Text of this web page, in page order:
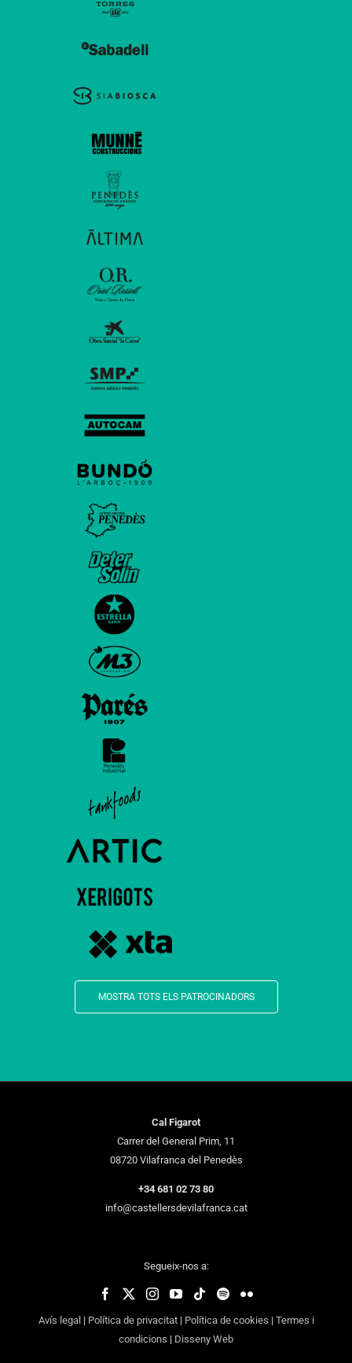
MOSTRA TOTS ELS PATROCINADORS
Cal Figarot
Carrer del General Prim, 11
08720 Vilafranca del Penedès
+34 681 02 73 80
info@castellersdevilafranca.cat
Segueix-nos a:
Avís legal | Política de privacitat| Política de cookies | Termes i
condicions | Disseny Web